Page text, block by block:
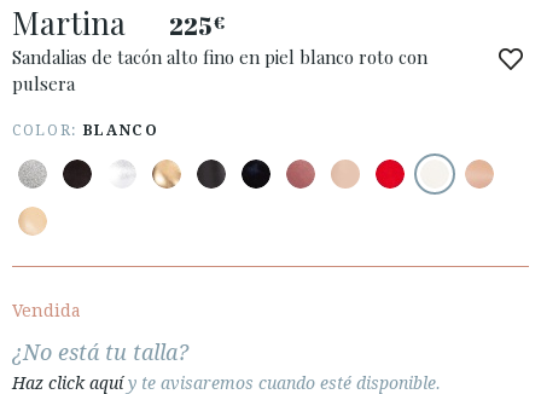
ACCESO A MI PEDIDO
· ATENCIÓN AL CLIENTE
· ENVÍOS
· TÉRMINOS Y CONDICIONES
· AVISO LEGAL
Martina 225€
Sandalias de tacón alto fino en piel blanco roto con
pulsera
COLOR: BLANCO
Vendida
¿No está tu talla?
Haz click aquíy te avisaremos cuando esté disponible.